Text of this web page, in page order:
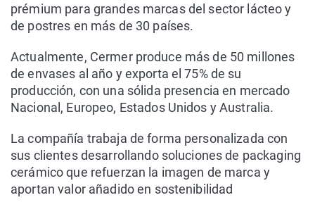
prémium para grandes marcas del sector lácteo y
de postres en más de 30 países.
Actualmente, Cermer produce más de 50 millones
de envases al año y exporta el 75% de su
producción, con una sólida presencia en mercado
Nacional, Europeo, Estados Unidos y Australia.
La compañía trabaja de forma personalizada con
sus clientes desarrollando soluciones de packaging
cerámico que refuerzan la imagen de marca y
aportan valor añadido en sostenibilidad